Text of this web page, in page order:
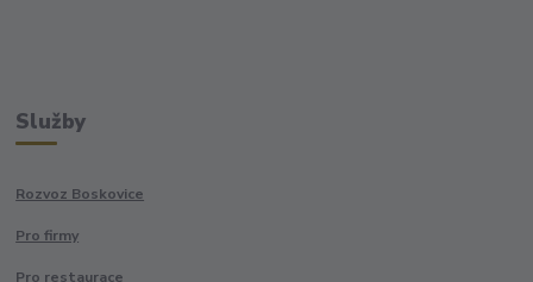
Služby
Rozvoz Boskovice
Pro firmy
Pro restaurace